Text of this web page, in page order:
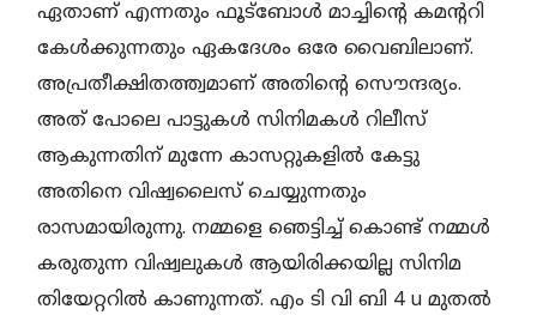
ഏതാണ് എന്നതും ഫൂട്ബോൾ മാച്ചിന്റെ കമന്ററി
കേൾക്കുന്നതും ഏകദേശം ഒരേ വൈബിലാണ്.
അപ്രതീക്ഷിതത്ത്വമാണ് അതിന്റെ സൌന്ദര്യം.
അത് പോലെ പാട്ടുകൾ സിനിമകൾ റിലീസ്
ആകുന്നതിന് മുന്നേ കാസറ്റുകളിൽ കേട്ടു
അതിനെ വിഷ്വലൈസ് ചെയ്യുന്നതും
രാസമായിരുന്നു. നമ്മളെ ഞെട്ടിച്ച് കൊണ്ട് നമ്മൾ
കരുതുന്ന വിഷ്വലുകൾ ആയിരിക്കയില്ല സിനിമ
തിയേറ്ററിൽ കാണുന്നത്. എം ടി വി ബി 4 u മുതൽ